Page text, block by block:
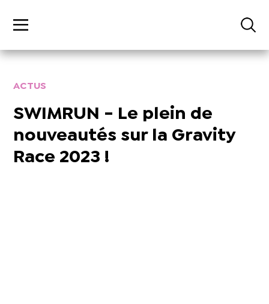
ACTUS
SWIMRUN - Le plein de
nouveautés sur la Gravity
Race 2023 !